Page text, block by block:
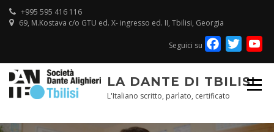
Skip
+995 595 416 116
69, M.Kostava c/o GTU ed. X- ingresso ed. II, Tbilisi, Georgia
Seguici su Facebook
LA DANTE DI TBILISI
L'Italiano scritto, parlato, certificato